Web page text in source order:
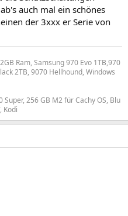
auch mal ein schönes
der 3xxx er Serie von
Ram, Samsung 970 Evo 1TB,970
2TB, 9070 Hellhound, Windows
Super, 256 GB M2 für Cachy OS, Blu
Kodi